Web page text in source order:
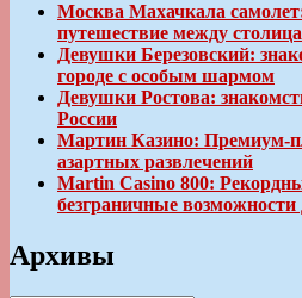
Москва Махачкала
путешествие между
Девушки Березовский:
городе с особым шармом
Девушки Ростова:
России
Мартин Казино: Премиум-
азартных развлечений
Martin Casino 800:
безграничные
Архивы